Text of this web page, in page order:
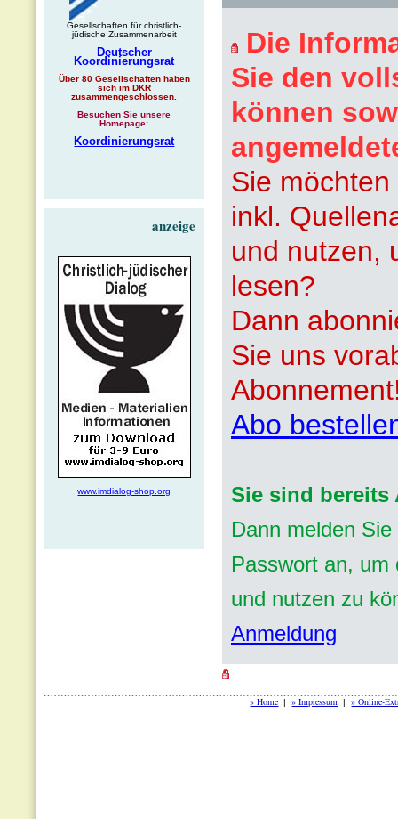
Gesellschaften für christlich-
jüdische Zusammenarbeit
Deutscher
Koordinierungsrat
Über 80 Gesellschaften haben
sich im DKR
zusammengeschlossen.
Besuchen Sie unsere
Homepage:
Koordinierungsrat
anzeige
www.imdialog-shop.org
Die
Sie den
können
Sie
inkl.
und nutzen,
lesen?
Dann
Sie uns
Abo
Sie sind bereits
Dann melden
Passwort an, um
und nutzen zu
Anmeldung
» Home | » Impressum | » Online-